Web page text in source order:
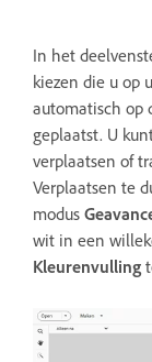
In het
kiezen die u op
automatisch op
geplaatst. U
verplaatsen of
Verplaatsen te
modus
wit in een
Kleurenvulling